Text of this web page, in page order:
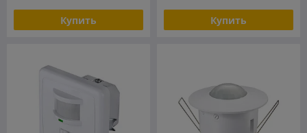
Купить Купить